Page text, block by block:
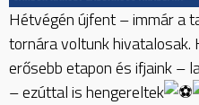
Hétvégén újfent – immár a
tornára voltunk hivatalosak.
erősebb etapon és ifjaink –
– ezúttal is hengereltek